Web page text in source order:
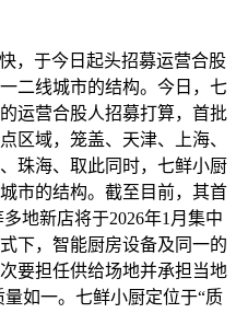
于今日起头招募运营合股
二线城市的结构。今日，七
运营合股人招募打算，首批
区域，笼盖、天津、上海、
珠海、取此同时，七鲜小厨
市的结构。截至目前，其首
地新店将于2026年1月集中
下，智能厨房设备及同一的
要担任供给场地并承担当地
如一。七鲜小厨定位于“质